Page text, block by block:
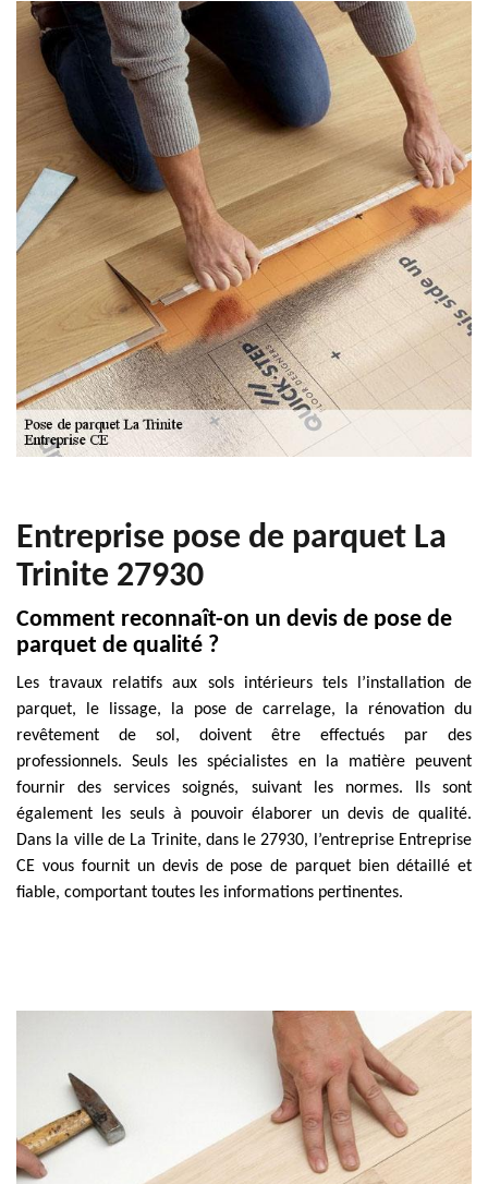
Entreprise pose de parquet La
Trinite 27930
Comment reconnaît-on un devis de pose de
parquet de qualité ?
Les travaux relatifs aux sols intérieurs tels l’installation de
parquet, le lissage, la pose de carrelage, la rénovation du
revêtement de sol, doivent être effectués par des
professionnels. Seuls les spécialistes en la matière peuvent
fournir des services soignés, suivant les normes. Ils sont
également les seuls à pouvoir élaborer un devis de qualité.
Dans la ville de La Trinite, dans le 27930, l’entreprise Entreprise
CE vous fournit un devis de pose de parquet bien détaillé et
fiable, comportant toutes les informations pertinentes.